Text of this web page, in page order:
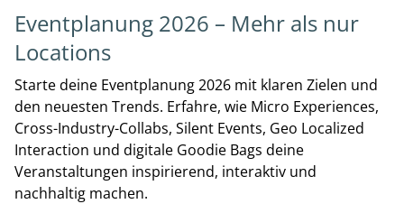
Eventplanung 2026 – Mehr als nur
Locations
Starte deine Eventplanung 2026 mit klaren Zielen und
den neuesten Trends. Erfahre, wie Micro Experiences,
Cross-Industry-Collabs, Silent Events, Geo Localized
Interaction und digitale Goodie Bags deine
Veranstaltungen inspirierend, interaktiv und
nachhaltig machen.